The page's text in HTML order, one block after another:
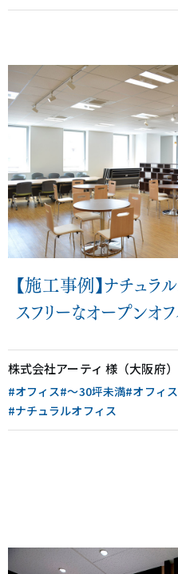
協力会社様募集
会員サービス&オフィス家具通販
MIRAIZ PLUS
ミライズプラス
【施工事例】ナチュラ
スフリーなオープンオフ
株式会社アーティ 様（大阪府）
#オフィス#〜30坪未満#オフィ
#ナチュラルオフィス